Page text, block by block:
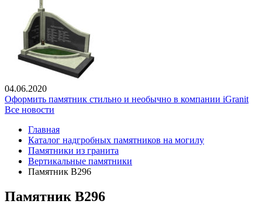
04.06.2020
Оформить памятник стильно и необычно в компании iGranit
Все новости
Главная
Каталог надгробных памятников на могилу
Памятники из гранита
Вертикальные памятники
Памятник В296
Памятник В296